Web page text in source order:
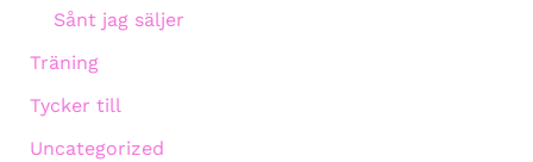
Sånt jag säljer
Träning
Tycker till
Uncategorized